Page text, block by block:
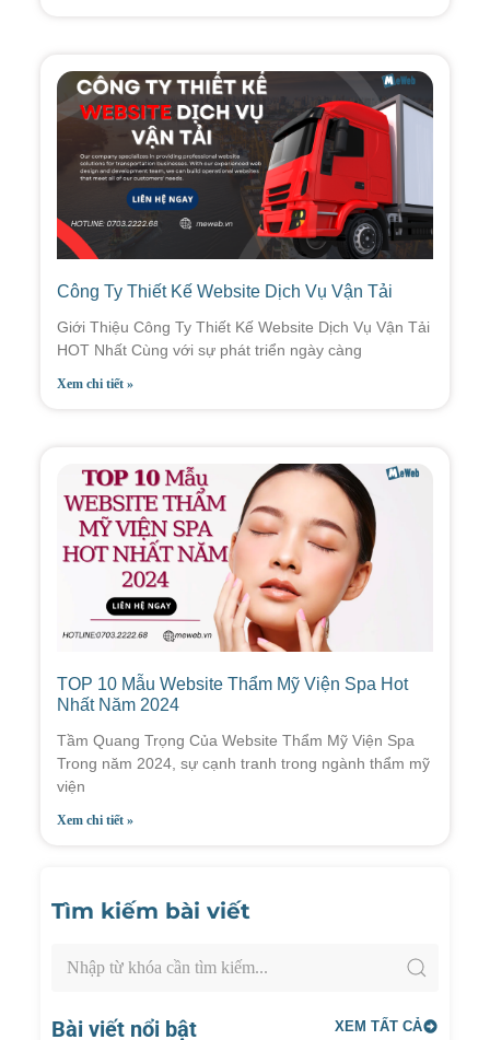
Công Ty Thiết Kế Website Dịch Vụ Vận Tải
Giới Thiệu Công Ty Thiết Kế Website Dịch Vụ Vận Tải
HOT Nhất Cùng với sự phát triển ngày càng
Xem chi tiết »
TOP 10 Mẫu Website Thẩm Mỹ Viện Spa Hot
Nhất Năm 2024
Tầm Quang Trọng Của Website Thẩm Mỹ Viện Spa
Trong năm 2024, sự cạnh tranh trong ngành thẩm mỹ
viện
Xem chi tiết »
Tìm kiếm bài viết
Bài viết nổi bật XEM TẤT CẢ